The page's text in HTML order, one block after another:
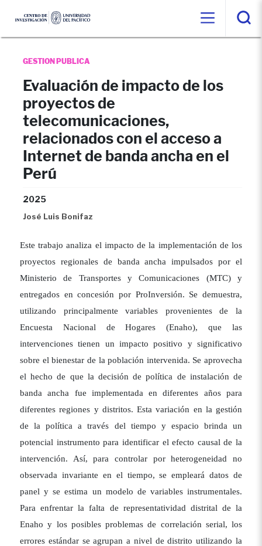
GESTION PUBLICA
Evaluación de impacto de los
proyectos de
telecomunicaciones,
relacionados con el acceso a
Internet de banda ancha en el
Perú
2025
José Luis Bonifaz
Este trabajo analiza el impacto de la implementación de los
proyectos regionales de banda ancha impulsados por el
Ministerio de Transportes y Comunicaciones (MTC) y
entregados en concesión por ProInversión. Se demuestra,
utilizando principalmente variables provenientes de la
Encuesta Nacional de Hogares (Enaho), que las
intervenciones tienen un impacto positivo y significativo
sobre el bienestar de la población intervenida. Se aprovecha
el hecho de que la decisión de política de instalación de
banda ancha fue implementada en diferentes años para
diferentes regiones y distritos. Esta variación en la gestión
de la política a través del tiempo y espacio brinda un
potencial instrumento para identificar el efecto causal de la
intervención. Así, para controlar por heterogeneidad no
observada invariante en el tiempo, se empleará datos de
panel y se estima un modelo de variables instrumentales.
Para enfrentar la falta de representatividad distrital de la
Enaho y los posibles problemas de correlación serial, los
errores estándar se agrupan a nivel de distrito utilizando la